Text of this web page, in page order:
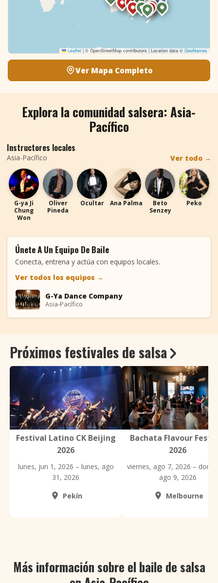
Leaflet |© OpenStreetMap contributors | Location data ©GeoNames
Ver Mapa Completo
Explora la comunidad salsera: Asia-
Pacífico
Instructores locales
Asia-Pacífico Ver todo →
GJ
G-ya Ji
Chung
Won
OP
Oliver
Pineda
O
Ocultar
AP
Ana Palma
BS
Beto
Senzey
P
Peko
Únete A Un Equipo De Baile
Conecta, entrena y actúa con equipos locales.
Ver todos los equipos →
GD G-Ya Dance Company
Asia-Pacífico
Próximos festivales de salsa
Festival Latino CK Beijing
2026
lunes, jun 1, 2026 – lunes, ago
31, 2026
Pekín
Bachata Flavour
2026
viernes, ago 7, 2026 –
ago 9, 2026
Melbourne
Más información sobre el baile de salsa